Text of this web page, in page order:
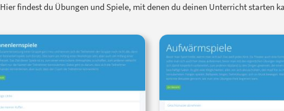
Hier findest du Übungen und Spiele, mit denen du deinen Unterricht starten